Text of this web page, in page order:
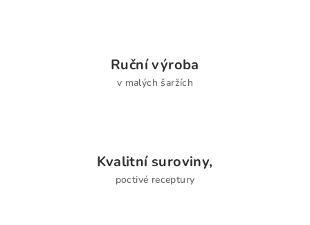
Ruční výroba
v malých šaržích
Kvalitní suroviny,
poctivé receptury